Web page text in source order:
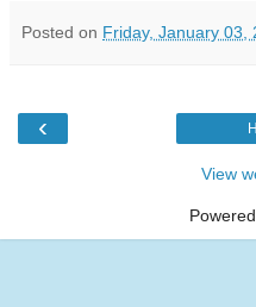
Posted on Friday, January 03,
‹
View